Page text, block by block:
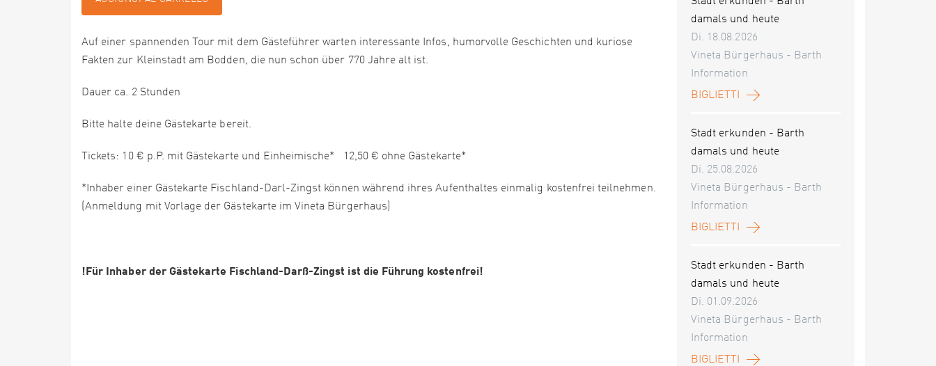
Auf einer spannenden Tour mit dem Gästeführer warten interessante Infos, humorvolle Geschichten und kuriose
Fakten zur Kleinstadt am Bodden, die nun schon über 770 Jahre alt ist.
Dauer ca. 2 Stunden
Bitte halte deine Gästekarte bereit.
Tickets: 10 € p.P. mit Gästekarte und Einheimische* 12,50 € ohne Gästekarte*
*Inhaber einer Gästekarte Fischland-Darl-Zingst können während ihres Aufenthaltes einmalig kostenfrei teilnehmen.
(Anmeldung mit Vorlage der Gästekarte im Vineta Bürgerhaus)
!Für Inhaber der Gästekarte Fischland-Darß-Zingst ist die Führung kostenfrei!
damals und heute
Di. 18.08.2026
Vineta Bürgerhaus - Barth
Information
BIGLIETTI
Stadt erkunden - Barth
damals und heute
Di. 25.08.2026
Vineta Bürgerhaus - Barth
Information
BIGLIETTI
Stadt erkunden - Barth
damals und heute
Di. 01.09.2026
Vineta Bürgerhaus - Barth
Information
BIGLIETTI